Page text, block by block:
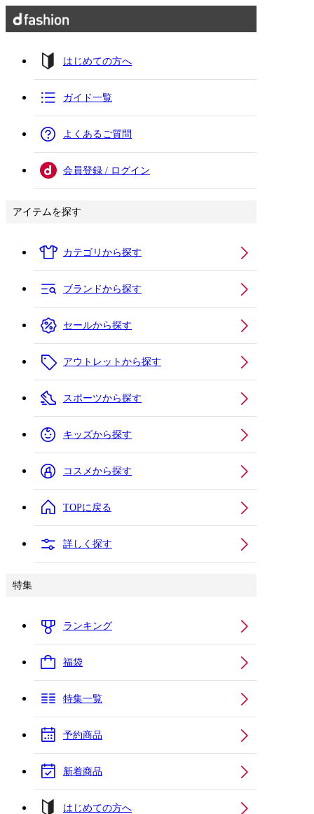
はじめての方へ
ガイド一覧
よくあるご質問
会員登録 / ログイン
アイテムを探す
カテゴリから探す
ブランドから探す
セールから探す
アウトレットから探す
スポーツから探す
キッズから探す
コスメから探す
TOPに戻る
詳しく探す
特集
ランキング
福袋
特集一覧
予約商品
新着商品
はじめての方へ